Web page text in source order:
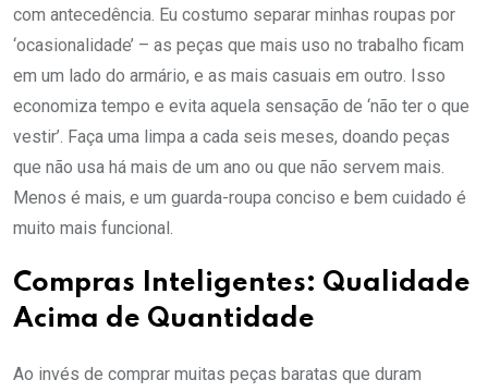
com antecedência. Eu costumo separar minhas roupas por
‘ocasionalidade’ – as peças que mais uso no trabalho ficam
em um lado do armário, e as mais casuais em outro. Isso
economiza tempo e evita aquela sensação de ‘não ter o que
vestir’. Faça uma limpa a cada seis meses, doando peças
que não usa há mais de um ano ou que não servem mais.
Menos é mais, e um guarda-roupa conciso e bem cuidado é
muito mais funcional.
Compras Inteligentes: Qualidade
Acima de Quantidade
Ao invés de comprar muitas peças baratas que duram